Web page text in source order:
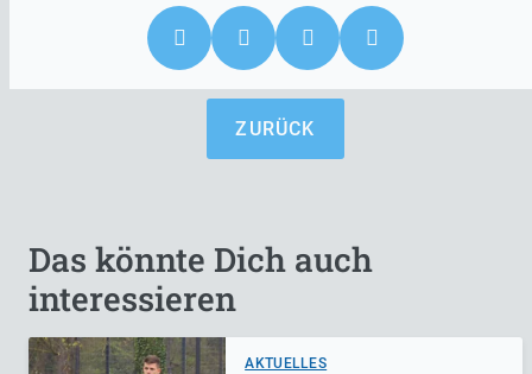
ZURÜCK
Das könnte Dich auch
interessieren
AKTUELLES